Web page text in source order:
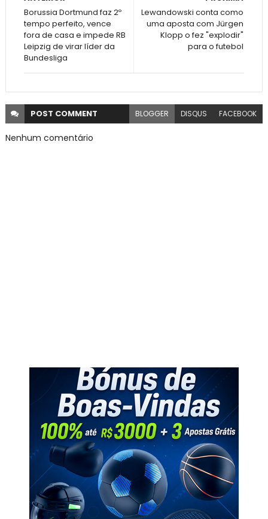
Lewandowski conta como
uma aposta com Jürgen
Klopp o fez "explodir"
para o futebol
Borussia Dortmund faz 2º
tempo perfeito, vence
fora de casa e impede RB
Leipzig de virar líder da
Bundesliga
POST COMMENT BLOGGER DISQUS FACEBOOK
Nenhum comentário